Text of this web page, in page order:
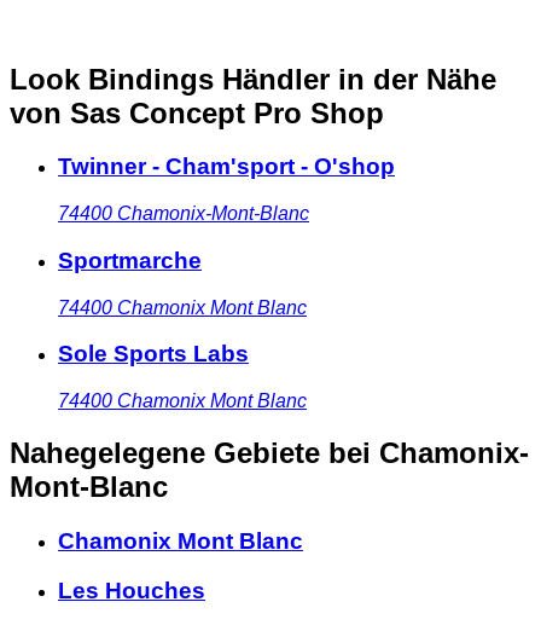
Look Bindings Händler in der Nähe
von Sas Concept Pro Shop
Twinner - Cham'sport - O'shop
74400 Chamonix-Mont-Blanc
Sportmarche
74400 Chamonix Mont Blanc
Sole Sports Labs
74400 Chamonix Mont Blanc
Nahegelegene Gebiete bei Chamonix-
Mont-Blanc
Chamonix Mont Blanc
Les Houches